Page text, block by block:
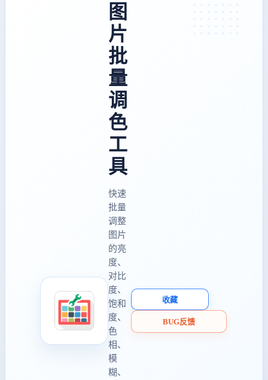
图
片
批
量
调
色
工
具
快速
批量
调整
图片
的亮
度、
对比
度、
饱和
度、
色
相、
模
糊、
收藏
BUG反馈